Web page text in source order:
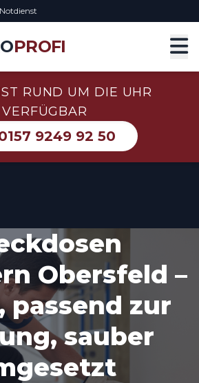
PROFI
RUND UM DIE UHR
VERFÜGBAR
9249 92 50
Obersfeld –
passend zur
sauber